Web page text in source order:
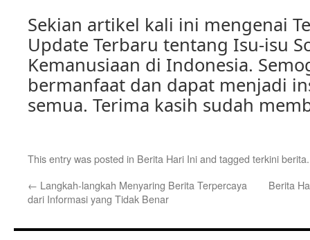
Sekian artikel kali ini mengenai
Update Terbaru tentang Isu-isu
Kemanusiaan di Indonesia.
bermanfaat dan dapat menjadi
semua. Terima kasih sudah
This entry was posted in Berita Hari Iniand tagged terkini berita
← Langkah-langkah Menyaring Berita Terpercaya
dari Informasi yang Tidak Benar
Berita